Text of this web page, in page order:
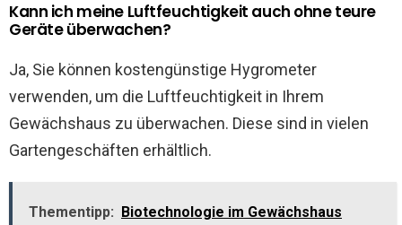
Kann ich meine Luftfeuchtigkeit auch ohne teure
Geräte überwachen?
Ja, Sie können kostengünstige Hygrometer
verwenden, um die Luftfeuchtigkeit in Ihrem
Gewächshaus zu überwachen. Diese sind in vielen
Gartengeschäften erhältlich.
Thementipp: Biotechnologie im Gewächshaus